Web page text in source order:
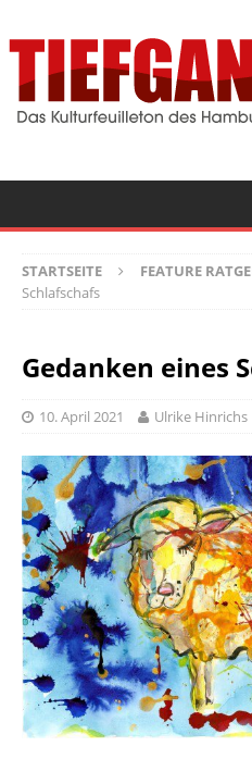
STARTSEITE FEATURE
Schlafschafs
Gedanken eines
10. April 2021 Ulrike Hinrichs